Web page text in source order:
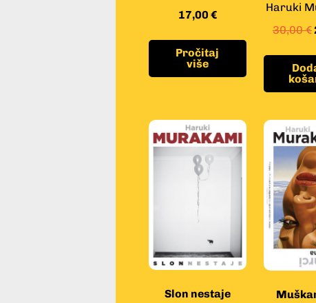
17,00 €
Pročitaj
više
Haruki
30,00€
Slon nestaje